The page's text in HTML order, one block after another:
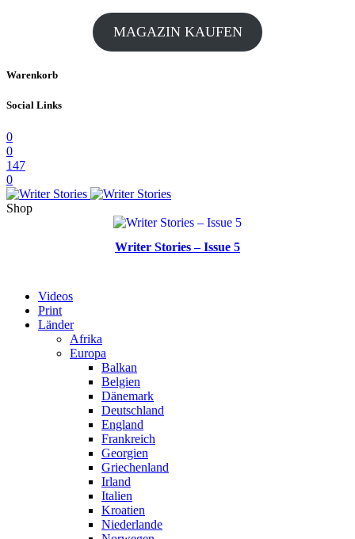
MAGAZIN KAUFEN
Warenkorb
Social Links
0
0
147
0
Shop
Writer Stories – Issue 5
Videos
Print
Länder
Afrika
Europa
Balkan
Belgien
Dänemark
Deutschland
England
Frankreich
Georgien
Griechenland
Irland
Italien
Kroatien
Niederlande